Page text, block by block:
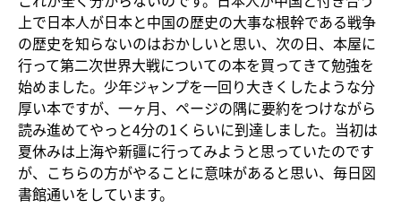
上で日本人が日本と中国の歴史の大事な根幹である戦争
の歴史を知らないのはおかしいと思い、次の日、本屋に
行って第二次世界大戦についての本を買ってきて勉強を
始めました。少年ジャンプを一回り大きくしたような分
厚い本ですが、一ヶ月、ページの隅に要約をつけながら
読み進めてやっと4分の1くらいに到達しました。当初は
夏休みは上海や新疆に行ってみようと思っていたのです
が、こちらの方がやることに意味があると思い、毎日図
書館通いをしています。